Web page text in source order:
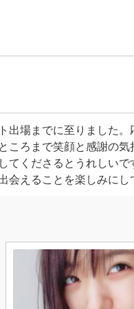
出場までに至りました。
ころまで笑顔と感謝の気
てくださるとうれしいで
えることを楽しみにし